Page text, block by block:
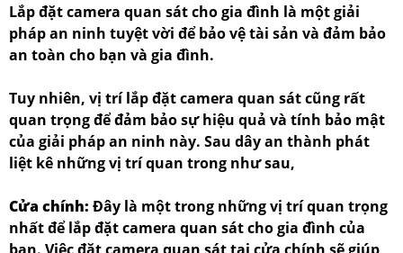
Lắp đặt camera quan sát cho gia đình là một giải
pháp an ninh tuyệt vời để bảo vệ tài sản và đảm bảo
an toàn cho bạn và gia đình.
Tuy nhiên, vị trí lắp đặt camera quan sát cũng rất
quan trọng để đảm bảo sự hiệu quả và tính bảo mật
của giải pháp an ninh này. Sau dây an thành phát
liệt kê những vị trí quan trong như sau,
Cửa chính: Đây là một trong những vị trí quan trọng
nhất để lắp đặt camera quan sát cho gia đình của